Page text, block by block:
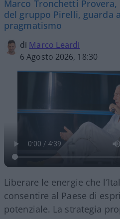
Marco Tronchetti
del gruppo Pirelli, guarda
pragmatismo
di Marco Leardi
6 Agosto 2026, 18:30
Liberare le energie che
consentire al Paese di
potenziale. La strategia